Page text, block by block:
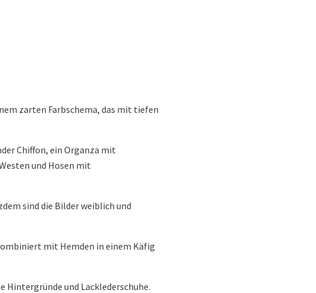
zarten Farbschema, das mit tiefen
Chiffon, ein Organza mit
und Hosen mit
sind die Bilder weiblich und
mit Hemden in einem Käfig
Hintergründe und Lacklederschuhe.